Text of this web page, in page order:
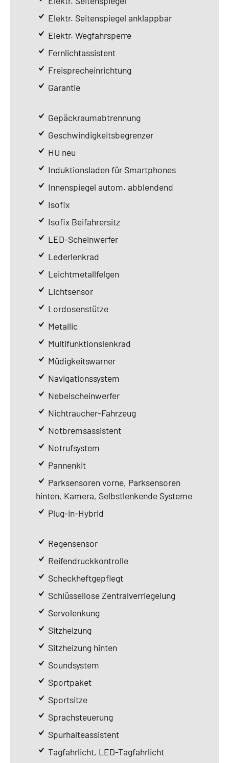
Elektr. Seitenspiegel anklappbar
Elektr. Wegfahrsperre
Fernlichtassistent
Freisprecheinrichtung
Garantie
Gepäckraumabtrennung
Geschwindigkeitsbegrenzer
HU neu
Induktionsladen für Smartphones
Innenspiegel autom. abblendend
Isofix
Isofix Beifahrersitz
LED-Scheinwerfer
Lederlenkrad
Leichtmetallfelgen
Lichtsensor
Lordosenstütze
Metallic
Multifunktionslenkrad
Müdigkeitswarner
Navigationssystem
Nebelscheinwerfer
Nichtraucher-Fahrzeug
Notbremsassistent
Notrufsystem
Pannenkit
Parksensoren vorne, Parksensoren
hinten, Kamera, Selbstlenkende Systeme
Plug-in-Hybrid
Regensensor
Reifendruckkontrolle
Scheckheftgepflegt
Schlüssellose Zentralverriegelung
Servolenkung
Sitzheizung
Sitzheizung hinten
Soundsystem
Sportpaket
Sportsitze
Sprachsteuerung
Spurhalteassistent
Tagfahrlicht, LED-Tagfahrlicht